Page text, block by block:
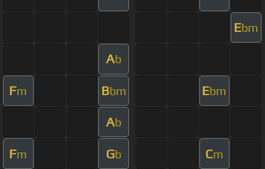
Ebm
Ab
Fm Bbm Ebm
Ab
Fm Gb Cm